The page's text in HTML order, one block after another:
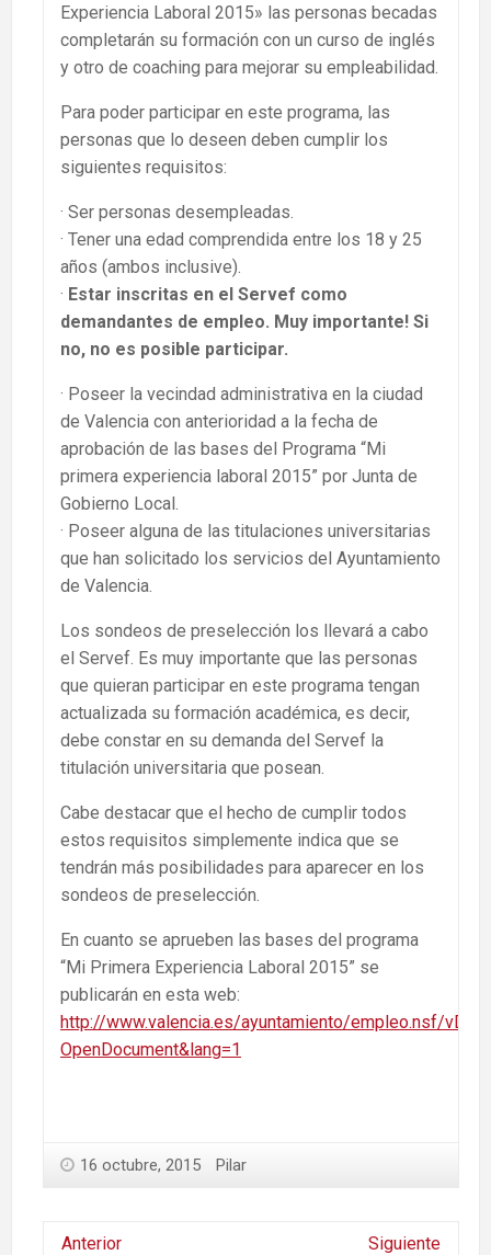
Experiencia Laboral 2015» las personas becadas
completarán su formación con un curso de inglés
y otro de coaching para mejorar su empleabilidad.
Para poder participar en este programa, las
personas que lo deseen deben cumplir los
siguientes requisitos:
· Ser personas desempleadas.
· Tener una edad comprendida entre los 18 y 25
años (ambos inclusive).
· Estar inscritas en el Servef como
demandantes de empleo. Muy importante! Si
no, no es posible participar.
· Poseer la vecindad administrativa en la ciudad
de Valencia con anterioridad a la fecha de
aprobación de las bases del Programa “Mi
primera experiencia laboral 2015” por Junta de
Gobierno Local.
· Poseer alguna de las titulaciones universitarias
que han solicitado los servicios del Ayuntamiento
de Valencia.
Los sondeos de preselección los llevará a cabo
el Servef. Es muy importante que las personas
que quieran participar en este programa tengan
actualizada su formación académica, es decir,
debe constar en su demanda del Servef la
titulación universitaria que posean.
Cabe destacar que el hecho de cumplir todos
estos requisitos simplemente indica que se
tendrán más posibilidades para aparecer en los
sondeos de preselección.
En cuanto se aprueben las bases del programa
“Mi Primera Experiencia Laboral 2015” se
publicarán en esta web:
http://www.valencia.es/ayuntamiento/empleo.nsf/
OpenDocument&lang=1
16 octubre, 2015 Pilar
Anterior Siguiente